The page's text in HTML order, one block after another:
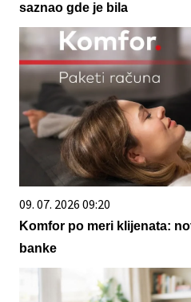
saznao gde je bila
09. 07. 2026 09:20
Komfor po meri klijenata:
banke